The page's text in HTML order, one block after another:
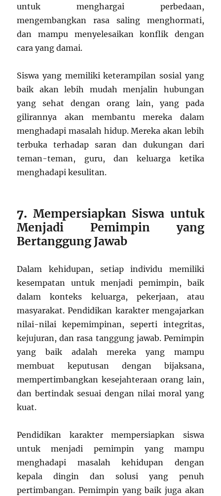
untuk menghargai perbedaan,
mengembangkan rasa saling menghormati,
dan mampu menyelesaikan konflik dengan
cara yang damai.
Siswa yang memiliki keterampilan sosial yang
baik akan lebih mudah menjalin hubungan
yang sehat dengan orang lain, yang pada
gilirannya akan membantu mereka dalam
menghadapi masalah hidup. Mereka akan lebih
terbuka terhadap saran dan dukungan dari
teman-teman, guru, dan keluarga ketika
menghadapi kesulitan.
7. Mempersiapkan Siswa untuk
Menjadi Pemimpin yang
Bertanggung Jawab
Dalam kehidupan, setiap individu memiliki
kesempatan untuk menjadi pemimpin, baik
dalam konteks keluarga, pekerjaan, atau
masyarakat. Pendidikan karakter mengajarkan
nilai-nilai kepemimpinan, seperti integritas,
kejujuran, dan rasa tanggung jawab. Pemimpin
yang baik adalah mereka yang mampu
membuat keputusan dengan bijaksana,
mempertimbangkan kesejahteraan orang lain,
dan bertindak sesuai dengan nilai moral yang
kuat.
Pendidikan karakter mempersiapkan siswa
untuk menjadi pemimpin yang mampu
menghadapi masalah kehidupan dengan
kepala dingin dan solusi yang penuh
pertimbangan. Pemimpin yang baik juga akan